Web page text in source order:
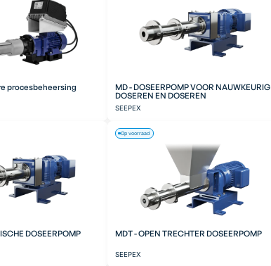
procesbeheersing
MD - DOSEERPOMP VOOR NAUWKEURIG
DOSEREN EN DOSEREN
SEEPEX
DOSEERPOMP MDT - OPEN TRECHTER DOSEERPOMP
SEEPEX
Op voorraad